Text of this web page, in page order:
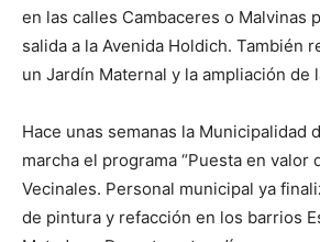
en las calles Cambaceres o Malvinas
salida a la Avenida Holdich. También
un Jardín Maternal y la ampliación de
Hace unas semanas la Municipalidad
marcha el programa “Puesta en valor
Vecinales. Personal municipal ya
de pintura y refacción en los barrios